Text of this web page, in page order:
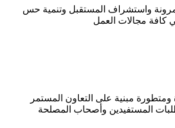
واستشراف المستقبل وتنمية حس
كافة مجالات العمل
ومتطورة مبنية على التعاون المستمر
المستفيدين وأصحاب المصلحة